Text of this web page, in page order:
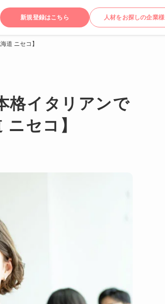
新規登録はこちら 人材をお探しの企業様
道 ニセコ】
格イタリアンで
セコ】